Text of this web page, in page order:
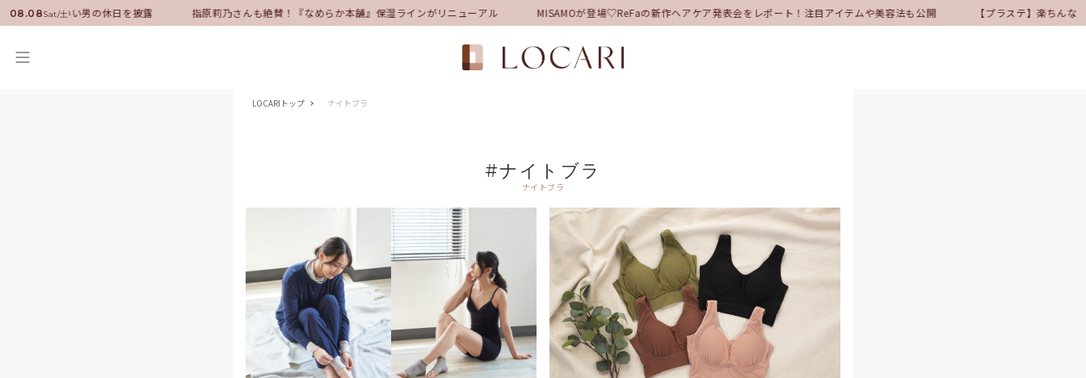
08.08Sat/土
に就任！いい男の休日を披露 指原莉乃さんも絶賛！『なめらか本舗』保湿ラインがリニューアル MISAMOが登場♡ReFaの新作ヘアケア発表会をレポート！注目アイテムや美容法も公開 【プラステ】楽ちんなの
LOCARIトップ ナイトブラ
#ナイトブラ
ナイトブラ